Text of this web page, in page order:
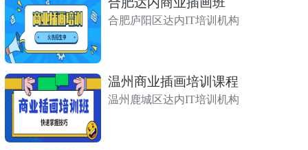
合肥庐阳区达内IT培训机构
温州商业插画培训课程
温州鹿城区达内IT培训机构